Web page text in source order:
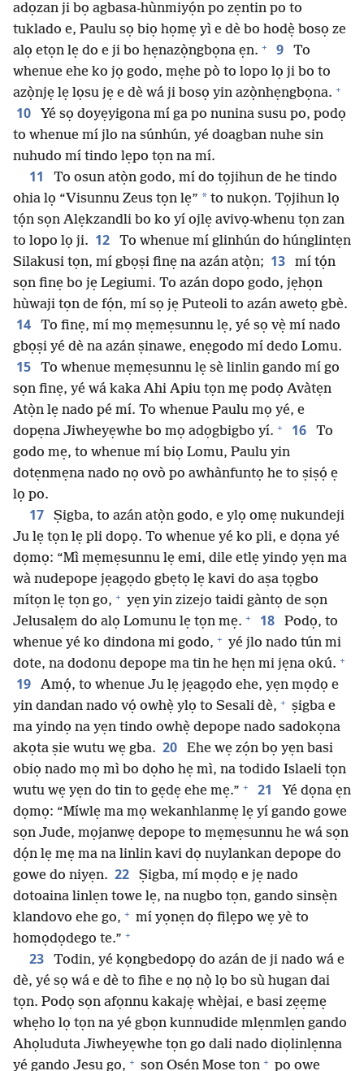
adọzan ji bọ agbasa-hùnmiyọ́n po zẹntin po to
tuklado e, Paulu sọ biọ họmẹ yì e dè bo hodẹ̀ bosọ ze
alọ etọn lẹ do e ji bo hẹnazọ̀ngbọna ẹn. + 9
To
whenue ehe ko jọ godo, mẹhe pò to lopo lọ ji bo to
azọ̀njẹ lẹ lọsu jẹ e dè wá ji bosọ yin azọ̀nhẹngbọna. +
10
Yé sọ doyẹyigona mí ga po nunina susu po, podọ
to whenue mí jlo na súnhún, yé doagban nuhe sin
nuhudo mí tindo lẹpo tọn na mí.
11
To osun atọ̀n godo, mí do tọjihun de he tindo
ohia lọ “Visunnu Zeus tọn lẹ” * to nukọn. Tọjihun lọ
tọ́n sọn Alẹkzandli bo ko yí ojlẹ avivọ-whenu tọn zan
to lopo lọ ji. 12
To whenue mí glinhún do húnglintẹn
Silakusi tọn, mí gbọṣi finẹ na azán atọ̀n; 13
mí tọ́n
sọn finẹ bo jẹ Legiumi. To azán dopo godo, jẹhọn
hùwaji tọn de fọ́n, mí sọ jẹ Puteoli to azán awetọ gbè.
14
To finẹ, mí mọ mẹmẹsunnu lẹ, yé sọ vẹ̀ mí nado
gbọṣi yé dè na azán ṣinawe, enẹgodo mí dedo Lomu.
15
To whenue mẹmẹsunnu lẹ sè linlin gando mí go
sọn finẹ, yé wá kaka Ahi Apiu tọn mẹ podọ Avàtẹn
Atọ̀n lẹ nado pé mí. To whenue Paulu mọ yé, e
dopẹna Jiwheyẹwhe bo mọ adọgbigbo yí. + 16
To
godo mẹ, to whenue mí biọ Lomu, Paulu yin
dotẹnmẹna nado nọ ovò po awhànfuntọ he to ṣiṣọ́ ẹ
lọ po.
17
Ṣigba, to azán atọ̀n godo, e ylọ omẹ nukundeji
Ju lẹ tọn lẹ pli dopọ. To whenue yé ko pli, e dọna yé
dọmọ: “Mì mẹmẹsunnu lẹ emi, dile etlẹ yindọ yẹn ma
wà nudepope jẹagọdo gbẹtọ lẹ kavi do aṣa tọgbo
mítọn lẹ tọn go, + yẹn yin zizejo taidi gàntọ de sọn
Jelusalẹm do alọ Lomunu lẹ tọn mẹ. + 18
Podọ, to
whenue yé ko dindona mi godo, + yé jlo nado tún mi
dote, na dodonu depope ma tin he hẹn mi jẹna okú. +
19
Amọ́, to whenue Ju lẹ jẹagọdo ehe, yẹn mọdọ e
yin dandan nado vọ́ owhẹ̀ ylọ to Sesali dè, + ṣigba e
ma yindọ na yẹn tindo owhẹ̀ depope nado sadokọna
akọta ṣie wutu wẹ gba. 20
Ehe wẹ zọ́n bọ yẹn basi
obiọ nado mọ mì bo dọho hẹ mì, na todido Islaeli tọn
wutu wẹ yẹn do tin to gẹdẹ ehe mẹ.” + 21
Yé dọna ẹn
dọmọ: “Míwlẹ ma mọ wekanhlanmẹ lẹ yí gando gowe
sọn Jude, mọjanwẹ depope to mẹmẹsunnu he wá sọn
dọ́n lẹ mẹ ma na linlin kavi dọ nuylankan depope do
gowe do niyẹn. 22
Ṣigba, mí mọdọ e jẹ nado
dotoaina linlẹn towe lẹ, na nugbo tọn, gando sinsẹ̀n
klandovo ehe go, + mí yọnẹn dọ filẹpo wẹ yè to
homọdọdego te.” +
23
Todin, yé kọngbedopọ do azán de ji nado wá e
dè, yé sọ wá e dè to fihe e nọ nọ̀ lọ bo sù hugan dai
tọn. Podọ sọn afọnnu kakajẹ whèjai, e basi zẹẹmẹ
whẹho lọ tọn na yé gbọn kunnudide mlẹnmlẹn gando
Ahọluduta Jiwheyẹwhe tọn go dali nado diọlinlẹnna
yé gando Jesu go, + sọn Osẹ́n Mose tọn + po owe